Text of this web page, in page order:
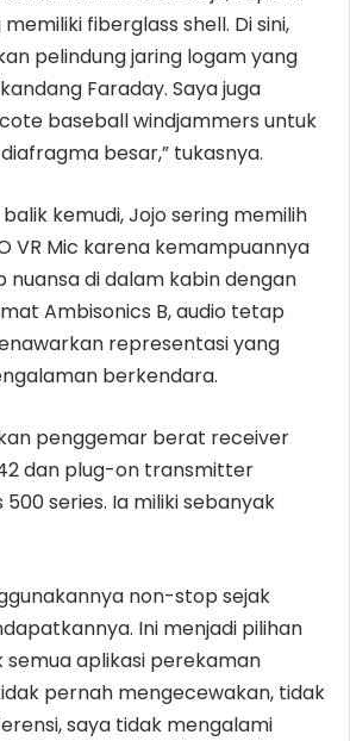
memiliki fiberglass shell. Di sini,
pelindung jaring logam yang
Faraday. Saya juga
baseball windjammers untuk
besar,” tukasnya.
kemudi, Jojo sering memilih
VR Mic karena kemampuannya
nuansa di dalam kabin dengan
Ambisonics B, audio tetap
representasi yang
berkendara.
penggemar berat receiver
dan plug-on transmitter
500 series. Ia miliki sebanyak
non-stop sejak
Ini menjadi pilihan
semua aplikasi perekaman
pernah mengecewakan, tidak
saya tidak mengalami